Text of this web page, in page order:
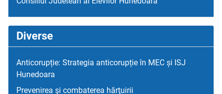
Diverse
Anticorupție: Strategia anticorupție în MEC și ISJ
Hunedoara
Prevenirea şi combaterea hărţuirii